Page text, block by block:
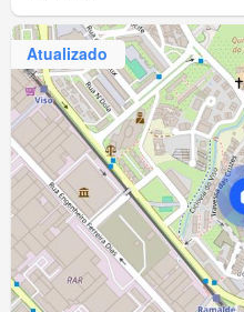
Atualizado